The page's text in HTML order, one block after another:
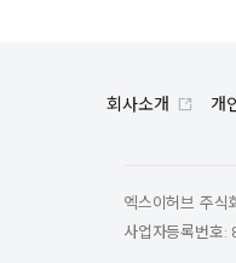
회사소개 개
엑스이허브 주식
사업자등록번호: